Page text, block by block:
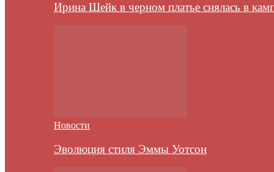
Ирина Шейк в черном платье снялась в
Новости
Эволюция стиля Эммы Уотсон